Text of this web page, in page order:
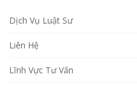
Dịch Vụ Luật Sư
Liên Hệ
Lĩnh Vực Tư Vấn